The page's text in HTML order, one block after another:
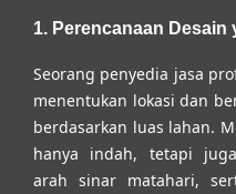
1. Perencanaan
Seorang penyedia jasa
menentukan lokasi dan
berdasarkan luas lahan.
hanya indah, tetapi
arah sinar matahari,